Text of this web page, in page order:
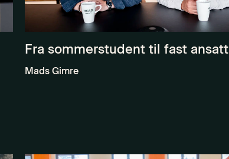
Fra sommerstudent til fast ansatt
Mads Gimre